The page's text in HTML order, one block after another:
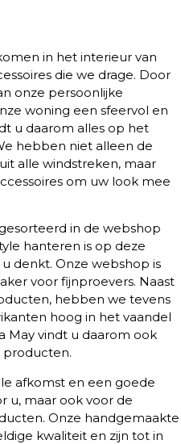
in het interieur van
die we drage. Door
onze persoonlijke
woning een sfeervol en
u daarom alles op het
hebben niet alleen de
alle windstreken, maar
om uw look mee
in de webshop
hanteren is op deze
denkt. Onze webshop is
voor fijnproevers. Naast
hebben we tevens
hoog in het vaandel
May vindt u daarom ook
producten.
afkomst en een goede
u, maar ook voor de
Onze handgemaakte
kwaliteit en zijn tot in